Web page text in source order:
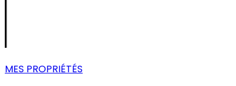
MES PROPRIÉTÉS